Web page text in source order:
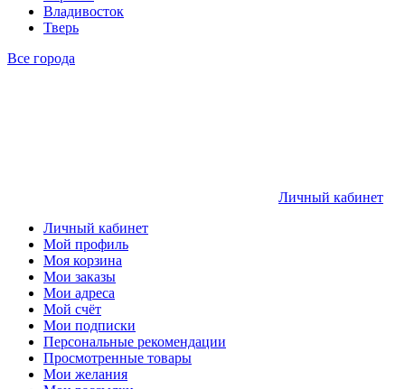
Владивосток
Тверь
Все города
Личный кабинет
Личный кабинет
Мой профиль
Моя корзина
Мои заказы
Мои адреса
Мой счёт
Мои подписки
Персональные рекомендации
Просмотренные товары
Мои желания